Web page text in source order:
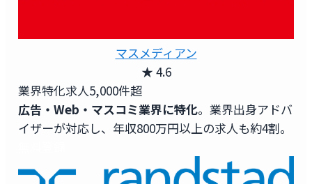
マスメディアン
★ 4.6
業界特化求人5,000件超
広告・Web・マスコミ業界に特化。業界出身アドバ
イザーが対応し、年収800万円以上の求人も約4割。